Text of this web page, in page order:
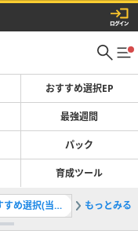
おすすめ選択EP
最強週間
パック
育成ツール
無料エピックレジェンズアセンブルのおすすめ選択(当たり)選手ランキングと引き方 2最強選
もっとみる